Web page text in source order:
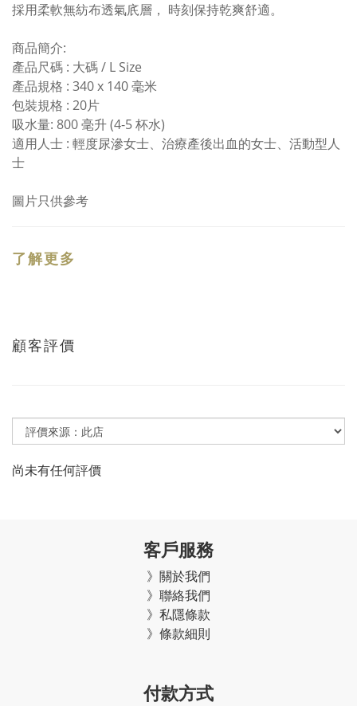
採用柔軟無紡布透氣㡳層， 時刻保持乾爽舒適。
商品簡介:
產品尺碼 : 大碼 / L Size
產品規格 : 340 x 140 毫米
包裝規格 : 20片
吸水量: 800 毫升 (4-5 杯水)
適用人士 : 輕度尿滲女士、治療產後出血的女士、活動型人
士
圖片只供參考
了解更多
顧客評價
尚未有任何評價
客戶服務
》關於我們
》聯絡我們
》私隱條款
》條款細則
付款方式